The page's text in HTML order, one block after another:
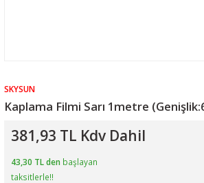
SKYSUN
Kaplama Filmi Sarı 1metre
381,93 TL Kdv Dahil
43,30 TL den başlayan
taksitlerle!!